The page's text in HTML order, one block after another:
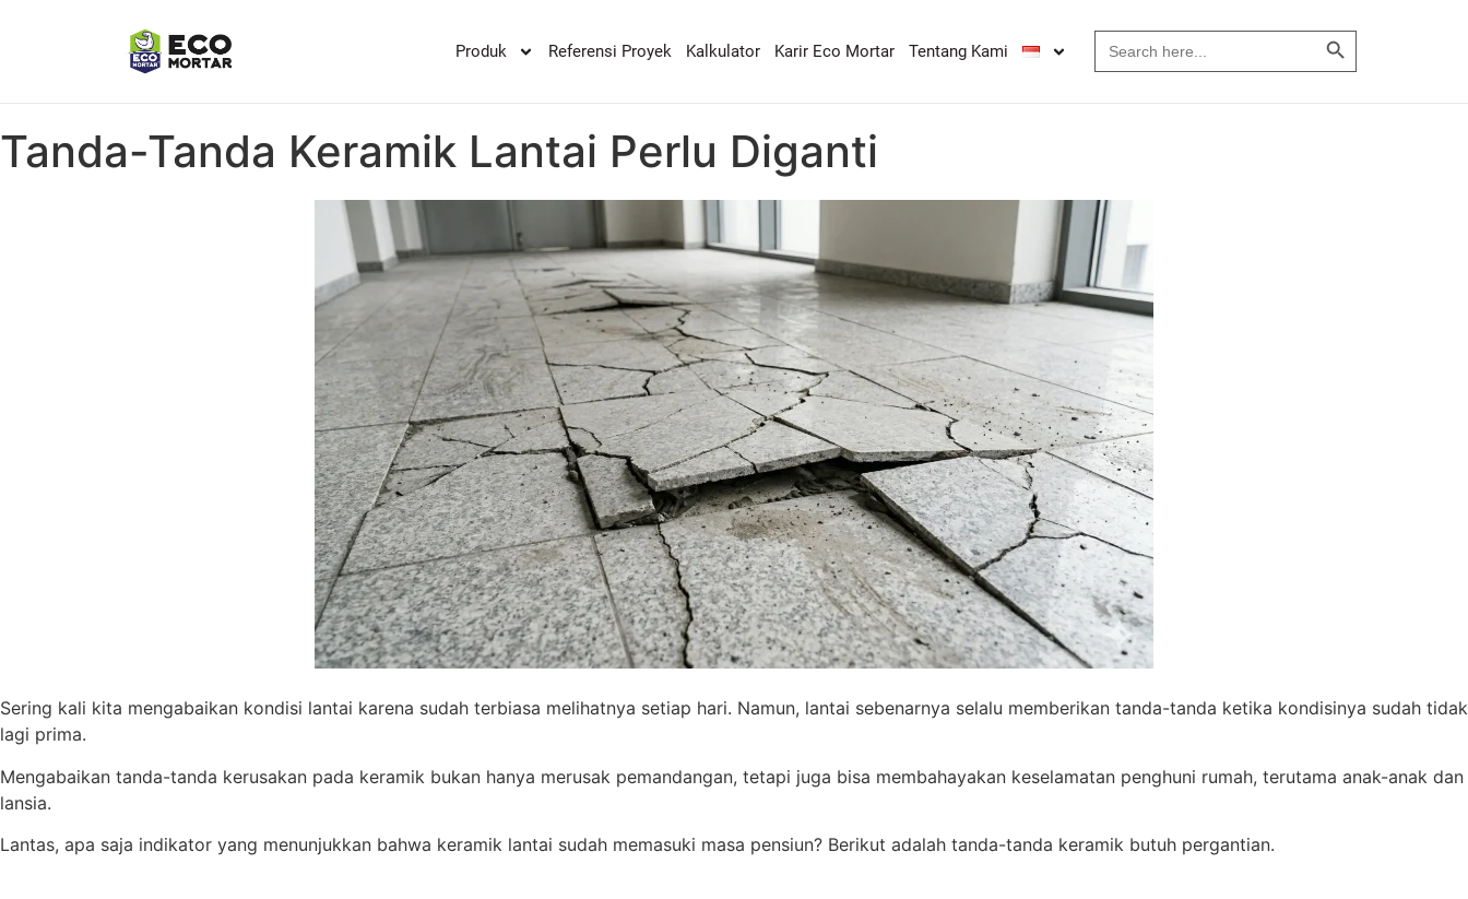
Produk Referensi Proyek Kalkulator Karir Eco Mortar Tentang Kami
for:
Search Button
Tanda-Tanda Keramik Lantai Perlu Diganti
Sering kali kita mengabaikan kondisi lantai karena sudah terbiasa melihatnya setiap hari. Namun, lantai sebenarnya selalu memberikan tanda-tanda ketika kondisinya sudah tidak
lagi prima.
Mengabaikan tanda-tanda kerusakan pada keramik bukan hanya merusak pemandangan, tetapi juga bisa membahayakan keselamatan penghuni rumah, terutama anak-anak dan
lansia.
Lantas, apa saja indikator yang menunjukkan bahwa keramik lantai sudah memasuki masa pensiun? Berikut adalah tanda-tanda keramik butuh pergantian.